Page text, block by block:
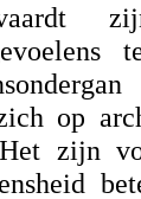
op
zijn